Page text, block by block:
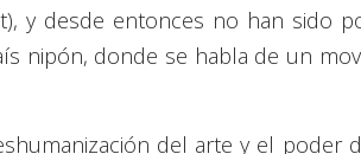
y desde entonces no han sido
nipón, donde se habla de un
del arte y el poder